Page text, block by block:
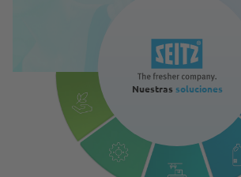
Nuestras soluciones